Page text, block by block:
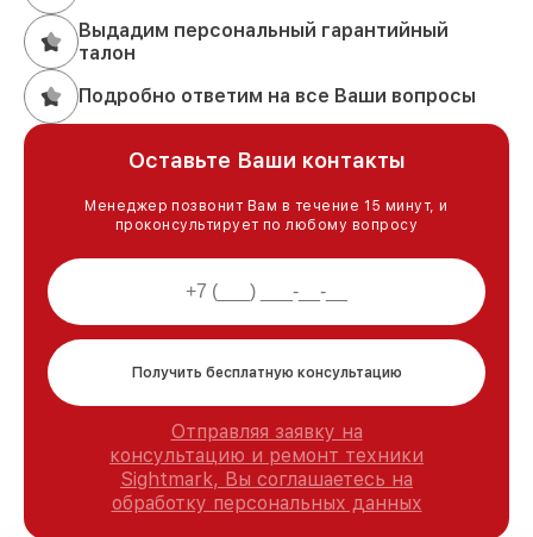
Выдадим персональный гарантийный
талон
Подробно ответим на все Ваши вопросы
Оставьте Ваши контакты
Менеджер позвонит Вам в течение 15 минут, и
проконсультирует по любому вопросу
Получить бесплатную консультацию
Отправляя заявку на
консультацию и ремонт техники
Sightmark, Вы соглашаетесь на
обработку персональных данных